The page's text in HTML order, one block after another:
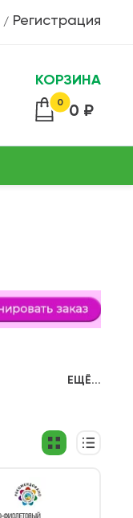
/ Регистрация
КОРЗИНА
0
0 ₽
ЕЩЁ...